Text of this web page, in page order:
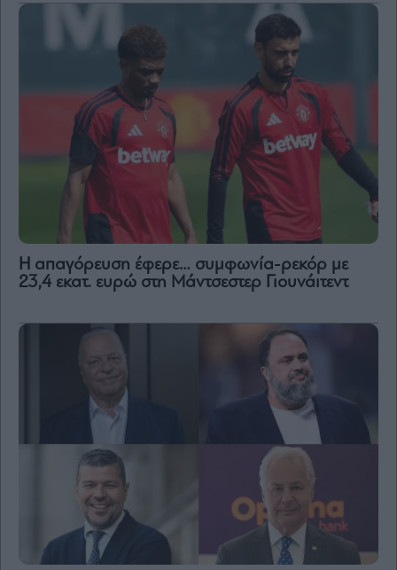
Η απαγόρευση έφερε… συμφωνία-ρεκόρ με
23,4 εκατ. ευρώ στη Μάντσεστερ Γιουνάιτεντ